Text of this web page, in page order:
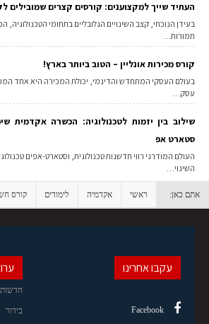
העתיד שייך למקצוענים: קורסים קצרים שמובילים
בעידן הנוכחי, קצב השינויים הגלובליים בתחומי הטכנולוגיה,
תמורות…
קורס מכירות אונליין – הטוב ביותר בארץ!
בעולם העסקי המתחדש והדינמי, יכולת המכירה היא אחד
עסק…
שילוב בין יזמות לטכנולוגיה: הכשרה אקדמית
סטארט אפ
העולם המודרני רווי חדשנות טכנולוגית, וסטארט-אפים
השינוי…
אתם כאן: ראשי אקדמיה לימודים קורס
חדשות
בידור
עקבו אחרינו
Facebook